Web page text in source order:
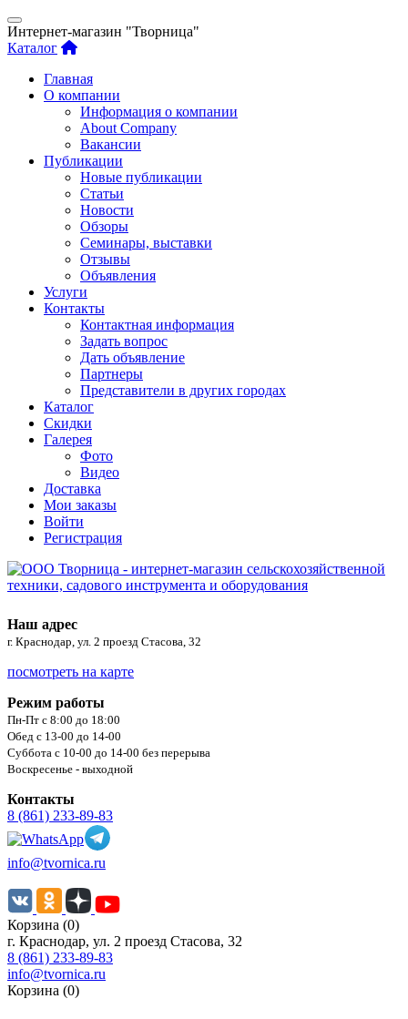
Интернет-магазин "Творница"
Каталог
Главная
О компании
Информация о компании
About Company
Вакансии
Публикации
Новые публикации
Статьи
Новости
Обзоры
Семинары, выставки
Отзывы
Объявления
Услуги
Контакты
Контактная информация
Задать вопрос
Дать объявление
Партнеры
Представители в других городах
Каталог
Скидки
Галерея
Фото
Видео
Доставка
Мои заказы
Войти
Регистрация
Наш адрес
г. Краснодар, ул. 2 проезд Стасова, 32
посмотреть на карте
Режим работы
Пн-Пт с 8:00 до 18:00
Обед с 13-00 до 14-00
Суббота с 10-00 до 14-00 без перерыва
Воскресенье - выходной
Контакты
8 (861) 233-89-83
info@tvornica.ru
Корзина (0)
г. Краснодар, ул. 2 проезд Стасова, 32
8 (861) 233-89-83
info@tvornica.ru
Корзина (0)